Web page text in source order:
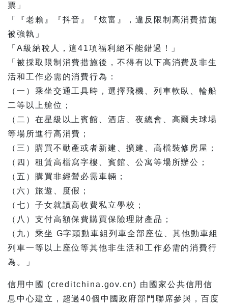
票」
「『老賴』『抖音』『炫富』，違反限制高消費措施
被強執」
「A級納稅人，這41項福利絕不能錯過！」
「被採取限制消費措施後，不得有以下高消費及非生
活和工作必需的消費行為：
（一）乘坐交通工具時，選擇飛機、列車軟臥、輪船
二等以上艙位；
（二）在星級以上賓館、酒店、夜總會、高爾夫球場
等場所進行高消費；
（三）購買不動產或者新建、擴建、高檔裝修房屋；
（四）租賃高檔寫字樓、賓館、公寓等場所辦公；
（五）購買非經營必需車輛；
（六）旅遊、度假；
（七）子女就讀高收費私立學校；
（八）支付高額保費購買保險理財產品；
（九）乘坐 G字頭動車組列車全部座位、其他動車組
列車一等以上座位等其他非生活和工作必需的消費行
為。」
信用中國 (creditchina.gov.cn) 由國家公共信用信
息中心建立，超過40個中國政府部門聯席參與，百度